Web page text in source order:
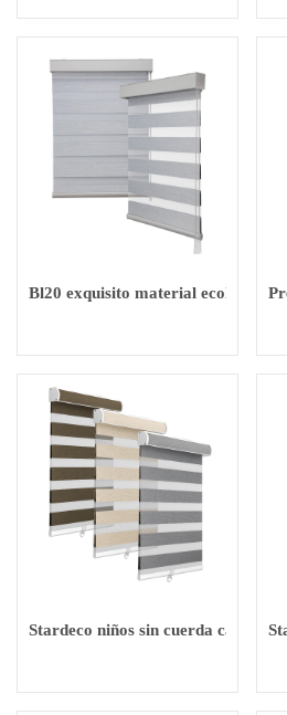
Bl20 exquisito material ecológico
Stardeco niños sin cuerda cadena